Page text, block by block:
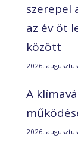
szerepel
az év öt
között
2026.
A
2026.